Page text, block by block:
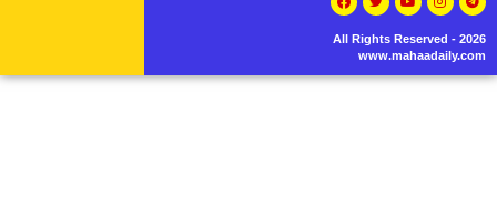
All Rights Reserved - 2026
www.mahaadaily.com